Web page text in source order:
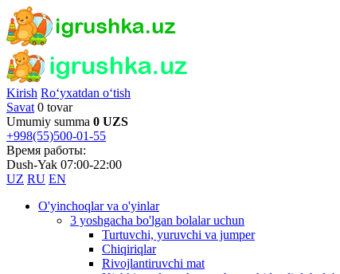
Kirish Ro‘yxatdan o‘tish
Savat 0 tovar
Umumiy summa 0 UZS
+998(55)500-01-55
Время работы:
Dush-Yak 07:00-22:00
UZ RU EN
O'yinchoqlar va o'yinlar
3 yoshgacha bo'lgan bolalar uchun
Turtuvchi, yuruvchi va jumper
Chiqiriqlar
Rivojlantiruvchi mat